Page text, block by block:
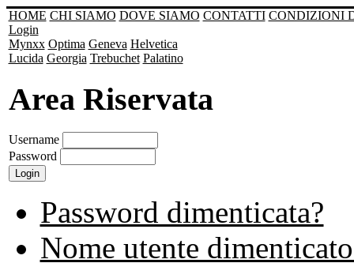
HOME CHI SIAMO DOVE SIAMO CONTATTI CONDIZIONI
Login
Mynxx Optima Geneva Helvetica
Lucida Georgia Trebuchet Palatino
Area Riservata
Username
Password
Password dimenticata?
Nome utente